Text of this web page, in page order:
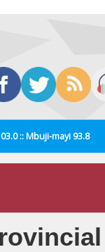
:: Mbuji-mayi 93.8